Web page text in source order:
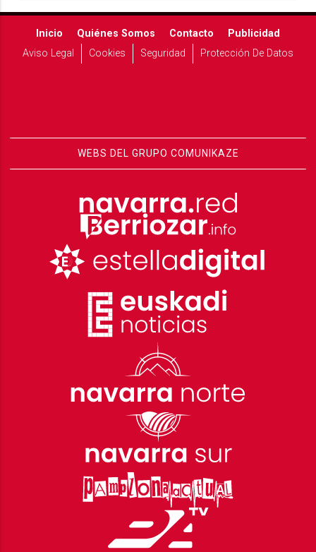
Inicio Quiénes Somos Contacto
Publicidad
Aviso Legal
Cookies Seguridad Protección De Datos
WEBS DEL GRUPO COMUNIKAZE